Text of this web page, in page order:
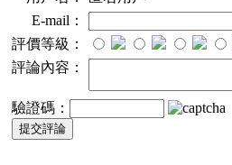
E-mail：
評價等級：
評論內容：
驗證碼：